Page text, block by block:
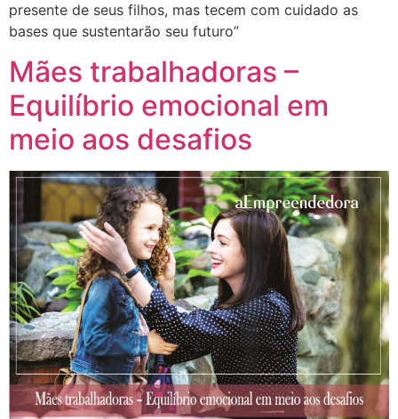
presente de seus filhos, mas tecem com cuidado as
bases que sustentarão seu futuro”
Mães trabalhadoras –
Equilíbrio emocional em
meio aos desafios